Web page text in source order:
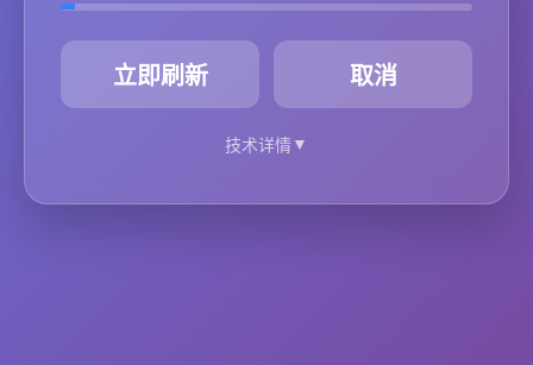
立即刷新 取消
技术详情▼